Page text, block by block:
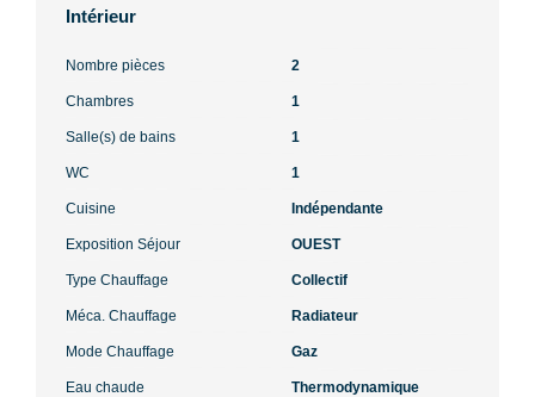
Intérieur
Nombre pièces 2
Chambres 1
Salle(s) de bains 1
WC 1
Cuisine Indépendante
Exposition Séjour OUEST
Type Chauffage Collectif
Méca. Chauffage Radiateur
Mode Chauffage Gaz
Eau chaude Thermodynamique